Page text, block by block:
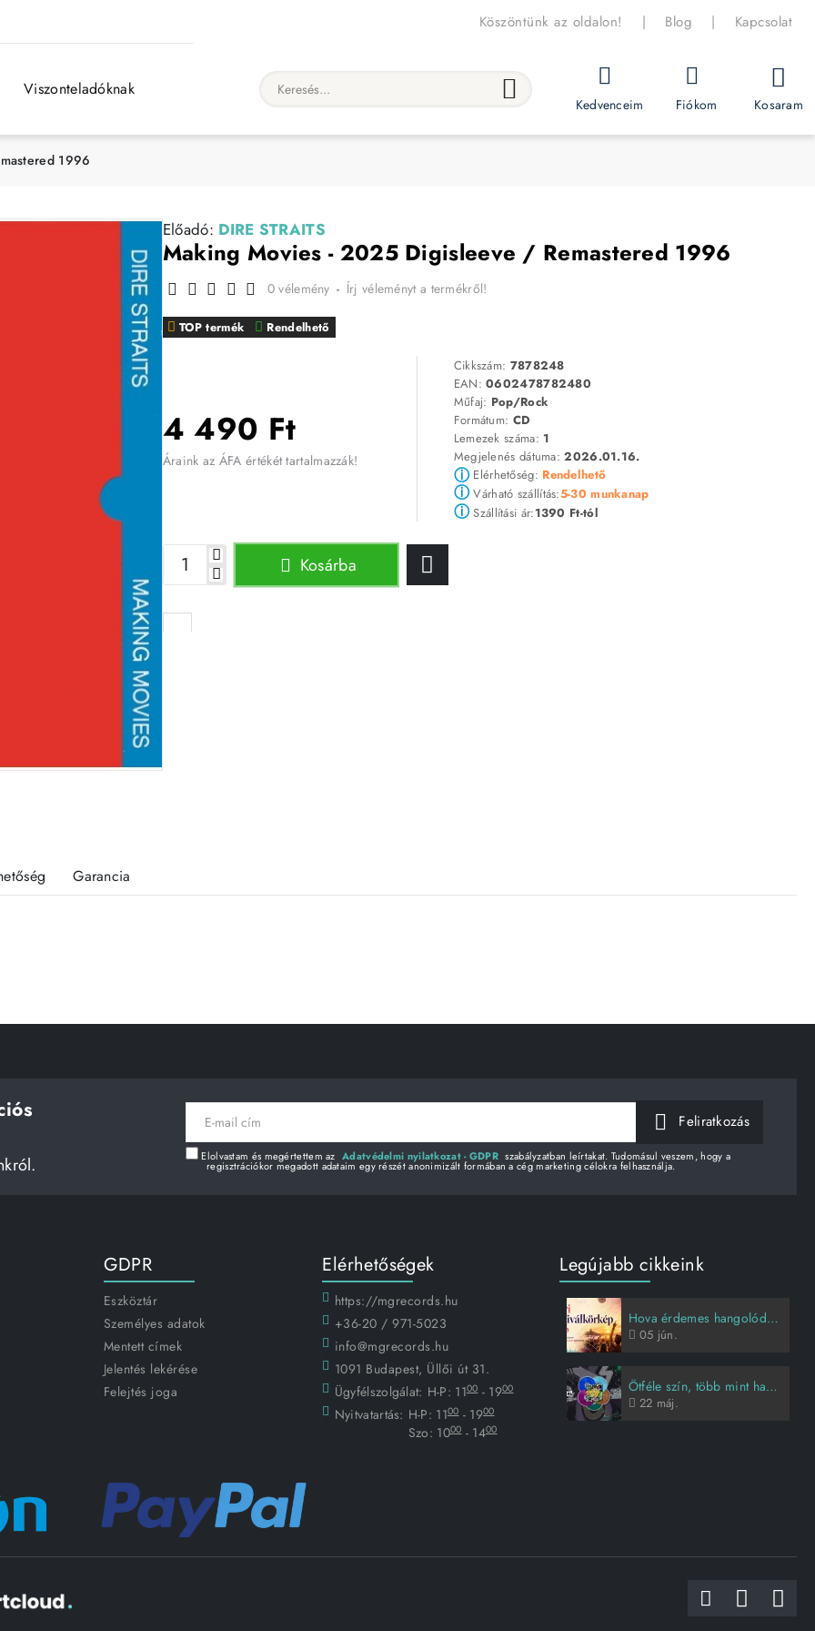
Köszöntünk az oldalon! | Blog | Kapcsolat
Viszonteladóknak Keresés...
Kedvenceim Fiókom Kosaram
1996
Előadó: DIRE STRAITS
Making Movies - 2025 Digisleeve / Remastered 1996
TOP termék Rendelhető
0 vélemény - Írj véleményt a termékről!
4 490 Ft
Áraink az ÁFA értékét tartalmazzák!
Cikkszám: 7878248
EAN:0602478782480
Műfaj: Pop/Rock
Formátum: CD
Lemezek száma: 1
Megjelenés dátuma:2026.01.16.
ⓘElérhetőség: Rendelhető
ⓘVárható szállítás:5-30 munkanap
ⓘSzállítási ár:1390 Ft-tól
Kosárba
Garancia
E-
mail Feliratkozás
Elolvastam és megértettem az Adatvédelmi nyilatkozat - GDPR szabályzatban leírtakat. Tudomásul veszem, hogy a
regisztrációkor megadott adataim egy részét anonimizált formában a cég marketing célokra felhasználja.
GDPR
Eszköztár
Személyes adatok
Mentett címek
Jelentés lekérése
Felejtés joga
Elérhetőségek
https://mgrecords.hu
+36-20 / 971-5023
info@mgrecords.hu
1091 Budapest, Üllői út 31.
Ügyfélszolgálat: H-P: 1100- 1900
Nyitvatartás: H-P: 1100- 1900
Szo: 1000- 1400
Legújabb cikkeink
Hova érdemes hangolódni idén nyáron?
05 jún.
Ötféle szín, több mint harmincöt évnyi Animal Cannibals-sztori
22 máj.